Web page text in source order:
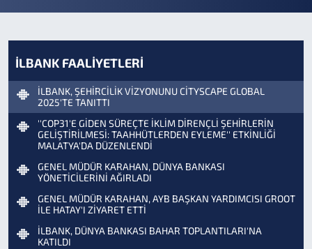
İLBANK FAALİYETLERİ
İLBANK, ŞEHİRCİLİK VİZYONUNU CİTYSCAPE GLOBAL
2025'TE TANITTI
''COP31'E GİDEN SÜREÇTE İKLİM DİRENÇLİ ŞEHİRLERİN
GELİŞTİRİLMESİ: TAAHHÜTLERDEN EYLEME'' ETKİNLİĞİ
MALATYA'DA DÜZENLENDİ
GENEL MÜDÜR KARAHAN, DÜNYA BANKASI
YÖNETİCİLERİNİ AĞIRLADI
GENEL MÜDÜR KARAHAN, AYB BAŞKAN YARDIMCISI GROOT
İLE HATAY'I ZİYARET ETTİ
İLBANK, DÜNYA BANKASI BAHAR TOPLANTILARI'NA
KATILDI